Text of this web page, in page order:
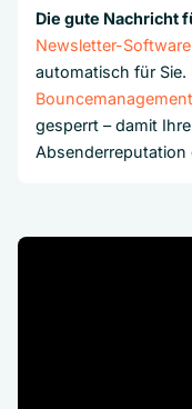
Die gute Nachricht
Newsletter-Software
automatisch für Sie.
Bouncemanagement
gesperrt – damit
Absenderreputation